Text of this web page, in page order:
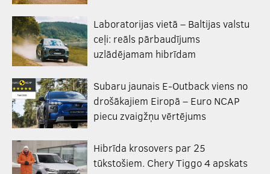
Laboratorijas vietā – Baltijas valstu
ceļi: reāls pārbaudījums
uzlādējamam hibrīdam
Subaru jaunais E-Outback viens no
drošākajiem Eiropā – Euro NCAP
piecu zvaigžņu vērtējums
Hibrīda krosovers par 25
tūkstošiem. Chery Tiggo 4 apskats